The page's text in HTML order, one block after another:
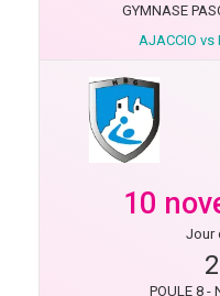
GYMNASE
AJACCIO vs
10
Jour
POULE 8 -